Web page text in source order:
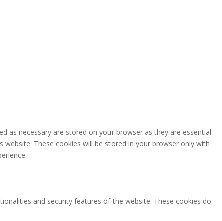
as necessary are stored on your browser as they are essential
These cookies will be stored in your browser only with
and security features of the website. These cookies do